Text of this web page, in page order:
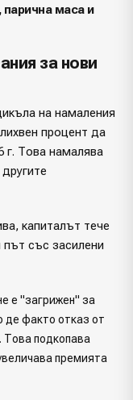
маса и
за нови
на намаления
процент да
г. Това намалява
капиталът тече
със засилени
е "загрижен" за
де факто отказ от
Това подкопава
премията